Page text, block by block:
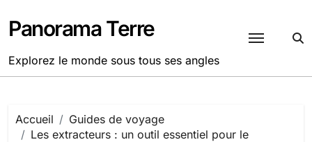
au
contenu
Panorama Terre
Explorez le monde sous tous ses angles
Accueil
Guides de voyage
Les extracteurs : un outil essentiel pour le